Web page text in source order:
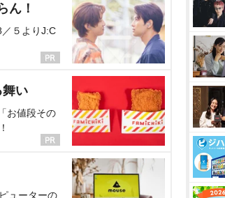
ん！
５よりJ:C
舞い
お値段その
ューターの